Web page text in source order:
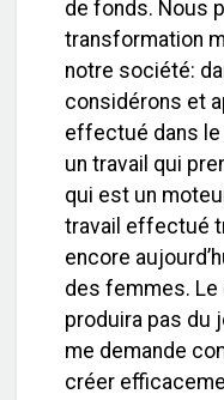
de fonds. Nous
transformation
notre société:
considérons et
effectué dans
un travail qui
qui est un
travail effectué
encore
des femmes. Le
produira pas du
me demande
créer